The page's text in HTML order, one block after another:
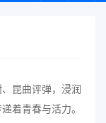
昆曲评弹，浸润
着青春与活力。